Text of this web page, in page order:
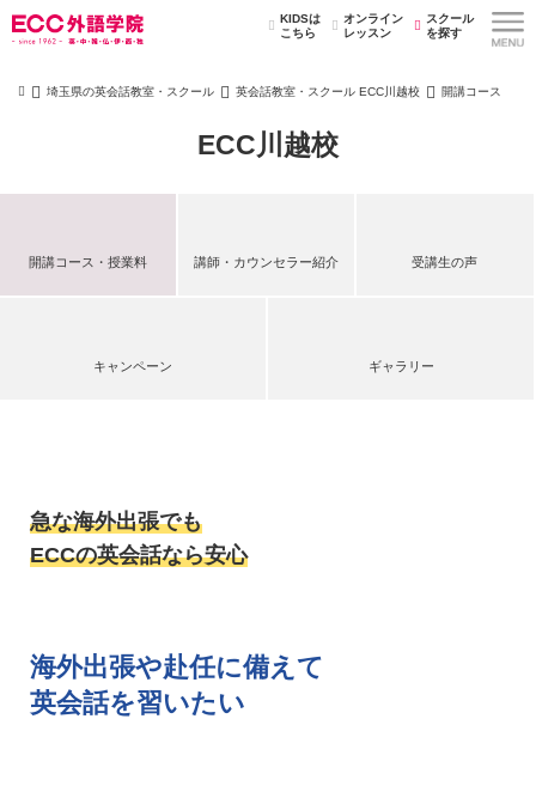
KIDSは
こちら
オンライン
レッスン
スクール
を探す
埼玉県の英会話教室・スクール 英会話教室・スクール ECC川越校 開講コース
ECC川越校
開講コース・授業料 講師・カウンセラー紹介 受講生の声
キャンペーン ギャラリー
急な海外出張でも
ECCの英会話なら安心
海外出張や赴任に備えて
英会話を習いたい